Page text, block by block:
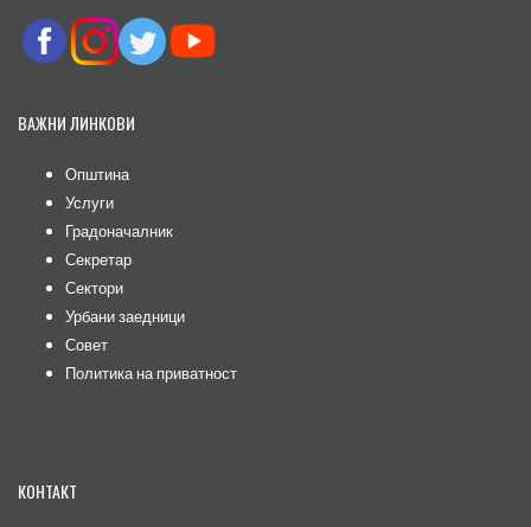
ВАЖНИ ЛИНКОВИ
Општина
Услуги
Градоначалник
Секретар
Сектори
Урбани заедници
Совет
Политика на приватност
КОНТАКТ